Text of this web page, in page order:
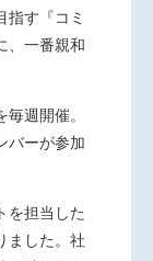
指す『コミ
、一番親和
週開催。
バーが参加
を担当した
ました。社